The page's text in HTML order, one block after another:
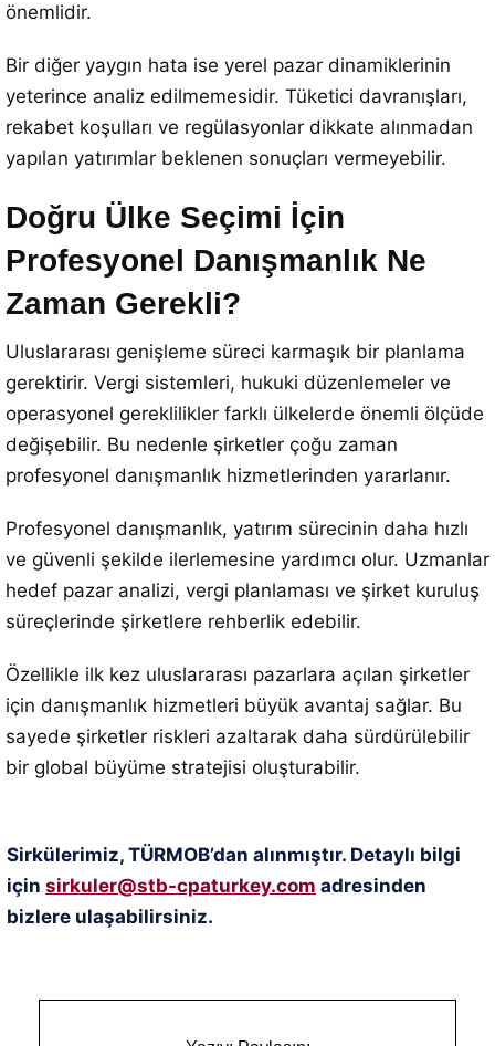
önemlidir.
Bir diğer yaygın hata ise yerel pazar dinamiklerinin
yeterince analiz edilmemesidir. Tüketici davranışları,
rekabet koşulları ve regülasyonlar dikkate alınmadan
yapılan yatırımlar beklenen sonuçları vermeyebilir.
Doğru Ülke Seçimi İçin
Profesyonel Danışmanlık Ne
Zaman Gerekli?
Uluslararası genişleme süreci karmaşık bir planlama
gerektirir. Vergi sistemleri, hukuki düzenlemeler ve
operasyonel gereklilikler farklı ülkelerde önemli ölçüde
değişebilir. Bu nedenle şirketler çoğu zaman
profesyonel danışmanlık hizmetlerinden yararlanır.
Profesyonel danışmanlık, yatırım sürecinin daha hızlı
ve güvenli şekilde ilerlemesine yardımcı olur. Uzmanlar
hedef pazar analizi, vergi planlaması ve şirket kuruluş
süreçlerinde şirketlere rehberlik edebilir.
Özellikle ilk kez uluslararası pazarlara açılan şirketler
için danışmanlık hizmetleri büyük avantaj sağlar. Bu
sayede şirketler riskleri azaltarak daha sürdürülebilir
bir global büyüme stratejisi oluşturabilir.
Sirkülerimiz, TÜRMOB’dan alınmıştır. Detaylı bilgi
için sirkuler@stb-cpaturkey.com adresinden
bizlere ulaşabilirsiniz.